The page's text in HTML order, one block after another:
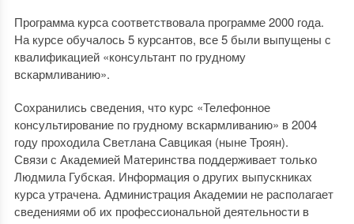
Программа курса соответствовала программе 2000 года.
На курсе обучалось 5 курсантов, все 5 были выпущены с
квалификацией «консультант по грудному
вскармливанию».
Сохранились сведения, что курс «Телефонное
консультирование по грудному вскармливанию» в 2004
году проходила Светлана Савцикая (ныне Троян).
Связи с Академией Материнства поддерживает только
Людмила Губская. Информация о других выпускниках
курса утрачена. Администрация Академии не располагает
сведениями об их профессиональной деятельности в